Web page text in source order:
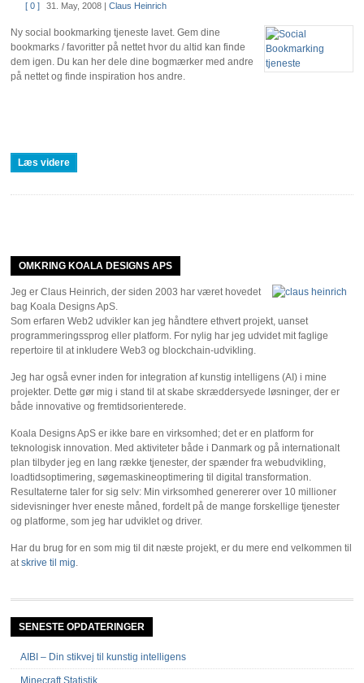
[ 0 ] 31. May, 2008 |Claus Heinrich
Ny social bookmarking tjeneste lavet. Gem dine
bookmarks / favoritter på nettet hvor du altid kan finde
dem igen. Du kan her dele dine bogmærker med andre
på nettet og finde inspiration hos andre.
Læs videre
OMKRING KOALA DESIGNS APS
Jeg er Claus Heinrich, der siden 2003 har været hovedet
bag Koala Designs ApS.
Som erfaren Web2 udvikler kan jeg håndtere ethvert projekt, uanset
programmeringssprog eller platform. For nylig har jeg udvidet mit faglige
repertoire til at inkludere Web3 og blockchain-udvikling.
Jeg har også evner inden for integration af kunstig intelligens (AI) i mine
projekter. Dette gør mig i stand til at skabe skræddersyede løsninger, der er
både innovative og fremtidsorienterede.
Koala Designs ApS er ikke bare en virksomhed; det er en platform for
teknologisk innovation. Med aktiviteter både i Danmark og på internationalt
plan tilbyder jeg en lang række tjenester, der spænder fra webudvikling,
loadtidsoptimering, søgemaskineoptimering til digital transformation.
Resultaterne taler for sig selv: Min virksomhed genererer over 10 millioner
sidevisninger hver eneste måned, fordelt på de mange forskellige tjenester
og platforme, som jeg har udviklet og driver.
Har du brug for en som mig til dit næste projekt, er du mere end velkommen til
atskrive til mig.
SENESTE OPDATERINGER
AIBI – Din stikvej til kunstig intelligens
Minecraft Statistik